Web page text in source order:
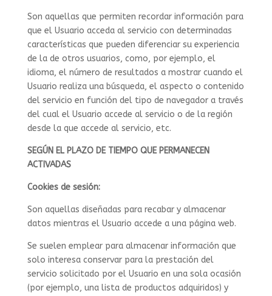
Son aquellas que permiten recordar información para
que el Usuario acceda al servicio con determinadas
características que pueden diferenciar su experiencia
de la de otros usuarios, como, por ejemplo, el
idioma, el número de resultados a mostrar cuando el
Usuario realiza una búsqueda, el aspecto o contenido
del servicio en función del tipo de navegador a través
del cual el Usuario accede al servicio o de la región
desde la que accede al servicio, etc.
SEGÚN EL PLAZO DE TIEMPO QUE PERMANECEN
ACTIVADAS
Cookies de sesión:
Son aquellas diseñadas para recabar y almacenar
datos mientras el Usuario accede a una página web.
Se suelen emplear para almacenar información que
solo interesa conservar para la prestación del
servicio solicitado por el Usuario en una sola ocasión
(por ejemplo, una lista de productos adquiridos) y